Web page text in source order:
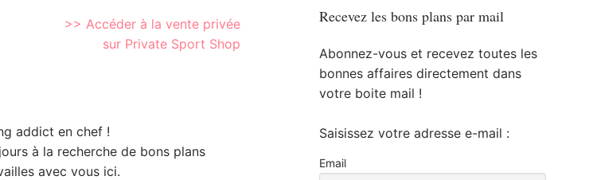
>> Accéder à la vente privée
sur Private Sport Shop
addict en chef !
à la recherche de bons plans
avec vous ici.
Recevez les bons plans par mail
Abonnez-vous et recevez toutes les
bonnes affaires directement dans
votre boite mail !
Saisissez votre adresse e-mail :
Email